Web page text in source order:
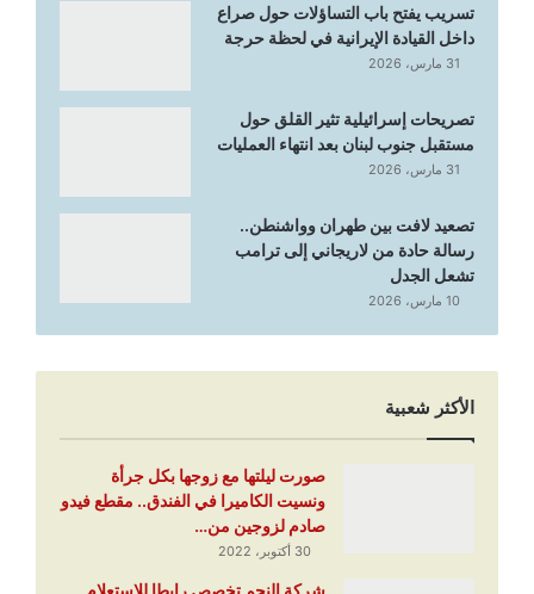
تسريب يفتح باب التساؤلات حول صراع
داخل القيادة الإيرانية في لحظة حرجة
31 مارس، 2026
تصريحات إسرائيلية تثير القلق حول
مستقبل جنوب لبنان بعد انتهاء العمليات
31 مارس، 2026
تصعيد لافت بين طهران وواشنطن..
رسالة حادة من لاريجاني إلى ترامب
تشعل الجدل
10 مارس، 2026
الأكثر شعبية
صورت ليلتها مع زوجها بكل جرأة
ونسيت الكاميرا في الفندق.. مقطع فيدو
صادم لزوجين من…
30 أكتوبر، 2022